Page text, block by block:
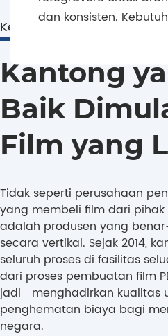
pasar ekspor
Lanka yang
mengkhususkan diri
dalam tuna, udang,
dan ikan karang,
kantong vakum
timbul kami
mengunci kesegaran
memperpanjang
umur simpan selama
pengiriman lintas
batas jarak jauh. Bagi
pengolah daging dan
salmon Chili, tekstur
tahan tusukan yang
kuat secara efektif
mencegah
penusukan tulang,
dan konsisten.
Keunggulan Source Factory
Kantong
Baik
Film yang
Tidak seperti perusahaan
yang membeli film dari pihak
adalah produsen yang
secara vertikal. Sejak 2014,
seluruh proses di fasilitas
dari proses pembuatan film
jadi—menghadirkan kualitas
penghematan biaya bagi
negara.